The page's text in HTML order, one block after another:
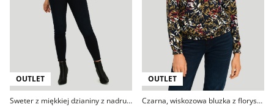
OUTLET
Sweter z miękkiej dzianiny z nadrukiem
OUTLET
Czarna, wiskozowa bluzka z florystycznym nadrukiem